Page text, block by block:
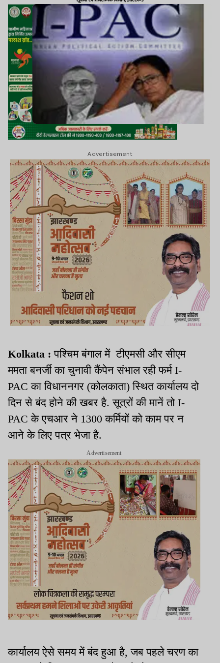
Advertisement
Kolkata :पश्चिम बंगाल में टीएमसी और सीएम
ममता बनर्जी का चुनावी कैंपेन संभाल रही फर्म I-
PAC का विधाननगर (कोलकाता) स्थित कार्यालय दो
दिन से बंद होने की खबर है. सूत्रों की मानें तो I-
PAC के एचआर ने 1300 कर्मियों को काम पर न
आने के लिए पत्र भेजा है.
Advertisement
कार्यालय ऐसे समय में बंद हुआ है, जब पहले चरण का